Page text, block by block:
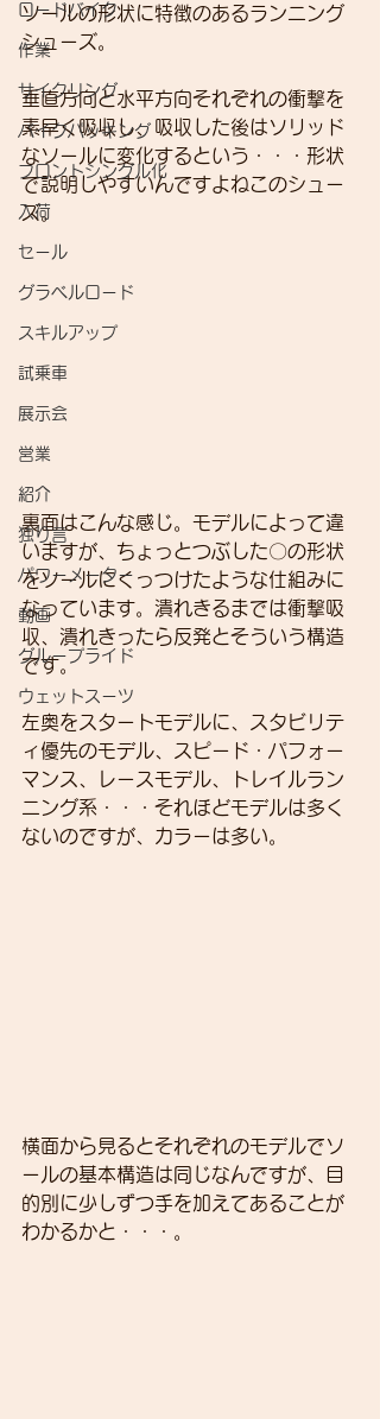
ロードバイク
作業
サイクリング
バイクパッキング
フロントシングル化
入荷
セール
グラベルロード
スキルアップ
試乗車
展示会
営業
紹介
独り言
パワーメーター
動画
グループライド
ウェットスーツ
ソールの形状に特徴のあるランニング
シューズ。
垂直方向と水平方向それぞれの衝撃を
素早く吸収し、吸収した後はソリッド
なソールに変化するという・・・形状
で説明しやすいんですよねこのシュー
ズ。
裏面はこんな感じ。モデルによって違
いますが、ちょっとつぶした〇の形状
をソールにくっつけたような仕組みに
なっています。潰れきるまでは衝撃吸
収、潰れきったら反発とそういう構造
です。
左奥をスタートモデルに、スタビリテ
ィ優先のモデル、スピード・パフォー
マンス、レースモデル、トレイルラン
ニング系・・・それほどモデルは多く
ないのですが、カラーは多い。
横面から見るとそれぞれのモデルでソ
ールの基本構造は同じなんですが、目
的別に少しずつ手を加えてあることが
わかるかと・・・。